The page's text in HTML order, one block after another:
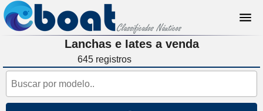
Lanchas e Iates a venda
645 registros